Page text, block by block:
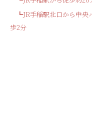
┗JR手稲駅北口から中央
歩2分